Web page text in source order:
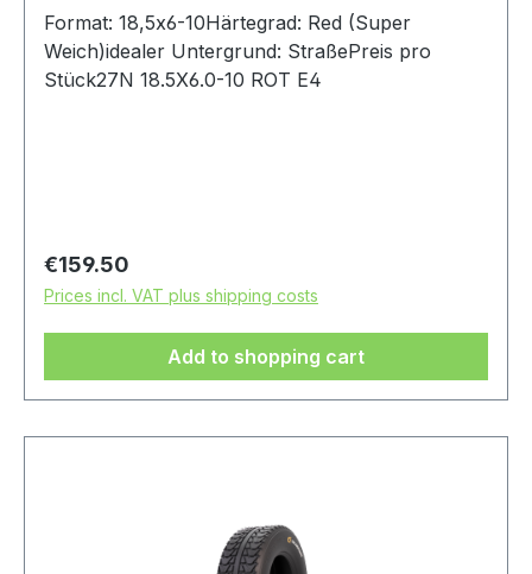
Format: 18,5x6-10Härtegrad: Red (Super
Weich)idealer Untergrund: StraßePreis pro
Stück27N 18.5X6.0-10 ROT E4
Regular price:
€159.50
Prices incl. VAT plus shipping costs
Add to shopping cart